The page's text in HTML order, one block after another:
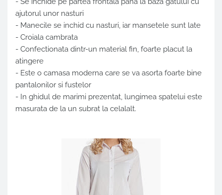
ajutorul unor nasturi
- Manecile se inchid cu nasturi, iar mansetele sunt late
- Croiala cambrata
- Confectionata dintr-un material fin, foarte placut la
atingere
- Este o camasa moderna care se va asorta foarte bine
pantalonilor si fustelor
- In ghidul de marimi prezentat, lungimea spatelui este
masurata de la un subrat la celalalt.